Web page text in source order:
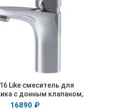
ПОДРОБНЕЕ
Like смеситель для
с донным клапаном,
110 мм, хром, шт
16890 ₽